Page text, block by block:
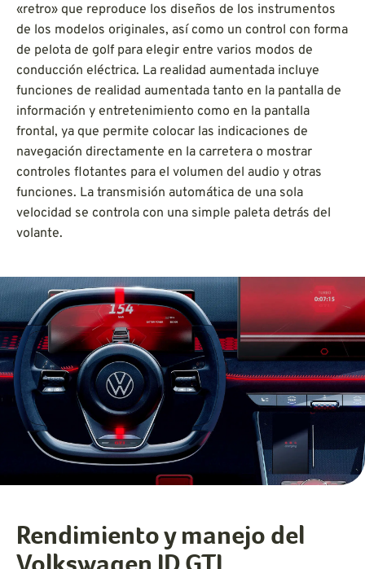
«retro» que reproduce los diseños de los instrumentos
de los modelos originales, así como un control con forma
de pelota de golf para elegir entre varios modos de
conducción eléctrica. La realidad aumentada incluye
funciones de realidad aumentada tanto en la pantalla de
información y entretenimiento como en la pantalla
frontal, ya que permite colocar las indicaciones de
navegación directamente en la carretera o mostrar
controles flotantes para el volumen del audio y otras
funciones. La transmisión automática de una sola
velocidad se controla con una simple paleta detrás del
volante.
Rendimiento y manejo del